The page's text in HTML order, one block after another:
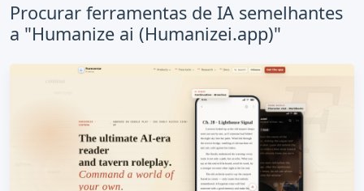
Procurar ferramentas de IA semelhantes
a "Humanize ai (Humanizei.app)"